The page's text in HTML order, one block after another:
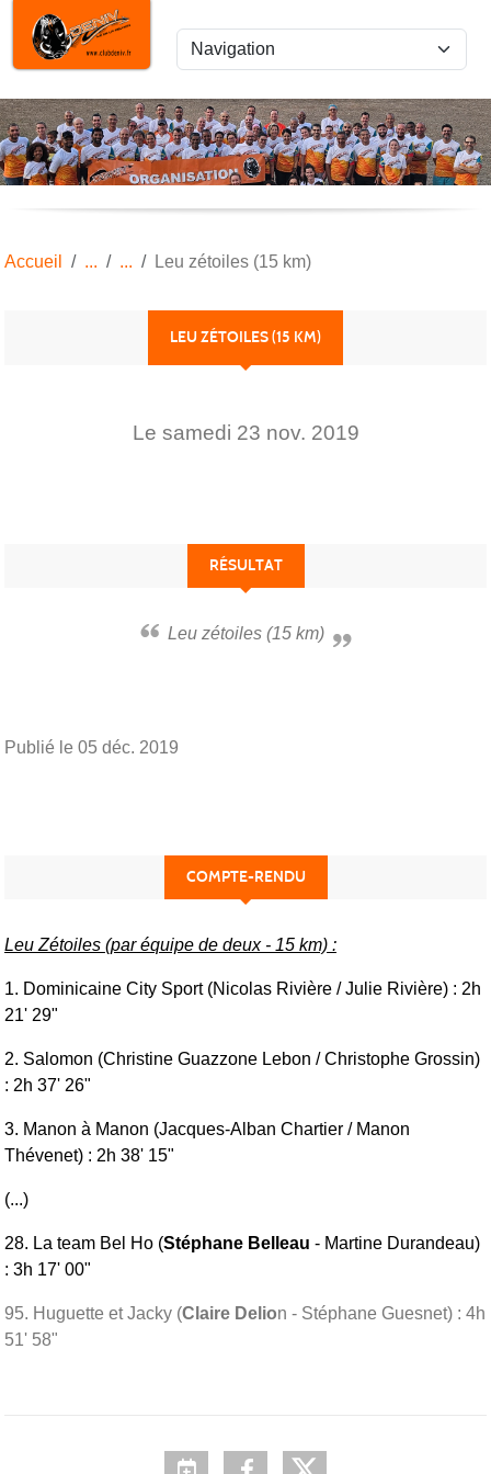
Accueil Leu zétoiles (15 km)
LEU ZÉTOILES (15 KM)
Le samedi 23 nov. 2019
RÉSULTAT
Leu zétoiles (15 km)
Publié le 05 déc. 2019
COMPTE-RENDU
Leu Zétoiles (par équipe de deux - 15 km) :
1. Dominicaine City Sport (Nicolas Rivière / Julie Rivière) : 2h
21' 29"
2. Salomon (Christine Guazzone Lebon / Christophe Grossin)
: 2h 37' 26"
3. Manon à Manon (Jacques-Alban Chartier / Manon
Thévenet) : 2h 38' 15"
(...)
28. La team Bel Ho (Stéphane Belleau - Martine Durandeau)
: 3h 17' 00"
95. Huguette et Jacky (Claire Delion - Stéphane Guesnet) : 4h
51' 58"
Panneau de gestion des cookies